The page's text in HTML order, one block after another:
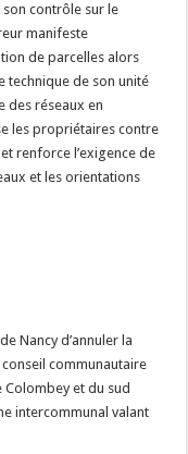
contrôle sur le
manifeste
de parcelles alors
technique de son unité
des réseaux en
les propriétaires contre
renforce l’exigence de
et les orientations
Nancy d’annuler la
communautaire
Colombey et du sud
intercommunal valant